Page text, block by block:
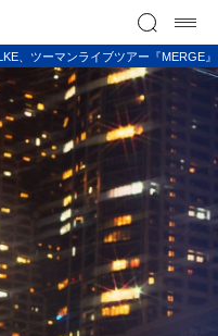
、ツーマンライブツアー『MERGE